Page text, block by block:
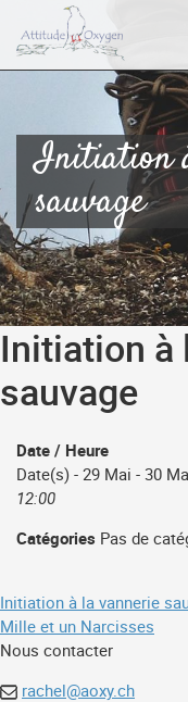
contenu
Initiation
sauvage
Initiation à
sauvage
Date / Heure
Date(s) - 29 Mai - 30
12:00
Catégories Pas de
Navigation
de
l’article
Initiation à la vannerie
Mille et un Narcisses
Nous contacter
rachel@aoxy.ch